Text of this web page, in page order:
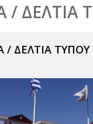
/ ΔΕΛΤΙΑ
/ ΔΕΛΤΙΑ ΤΥΠΟΥ